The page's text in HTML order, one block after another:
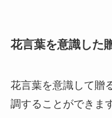
花言葉を意識した
花言葉を意識して贈
調することができま